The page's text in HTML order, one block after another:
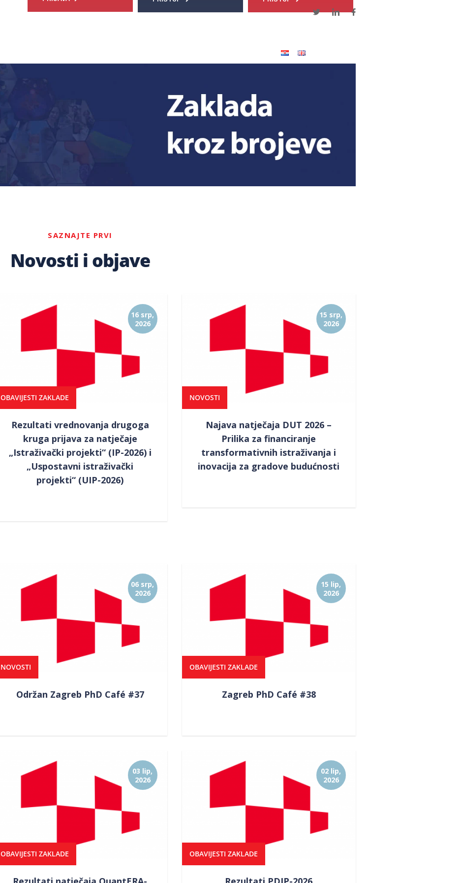
SAZNAJTE PRVI
Novosti i objave
16 srp,
2026
OBAVIJESTI ZAKLADE
Rezultati vrednovanja drugoga
kruga prijava za natječaje
„Istraživački projekti“ (IP-2026) i
„Uspostavni istraživački
projekti“ (UIP-2026)
15 srp,
2026
NOVOSTI
Najava natječaja DUT 2026 –
Prilika za financiranje
transformativnih istraživanja i
inovacija za gradove budućnosti
06 srp,
2026
NOVOSTI
Održan Zagreb PhD Café #37
15 lip,
2026
OBAVIJESTI ZAKLADE
Zagreb PhD Café #38
03 lip,
2026
OBAVIJESTI ZAKLADE
02 lip,
2026
OBAVIJESTI ZAKLADE